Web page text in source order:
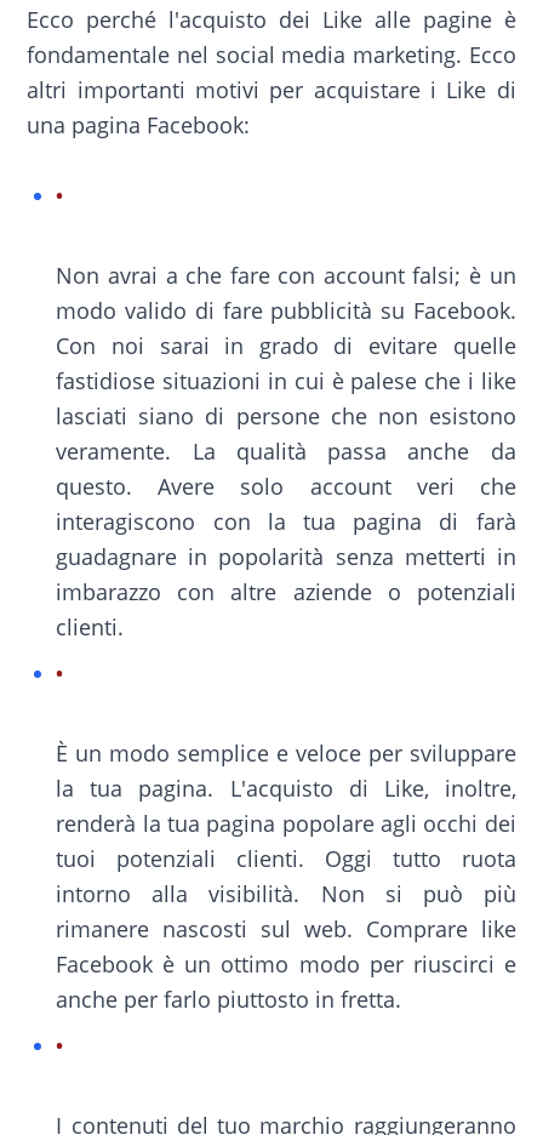
Ecco perché l'acquisto dei Like alle pagine è
fondamentale nel social media marketing. Ecco
altri importanti motivi per acquistare i Like di
una pagina Facebook:
Non avrai a che fare con account falsi; è un
modo valido di fare pubblicità su Facebook.
Con noi sarai in grado di evitare quelle
fastidiose situazioni in cui è palese che i like
lasciati siano di persone che non esistono
veramente. La qualità passa anche da
questo. Avere solo account veri che
interagiscono con la tua pagina di farà
guadagnare in popolarità senza metterti in
imbarazzo con altre aziende o potenziali
clienti.
È un modo semplice e veloce per sviluppare
la tua pagina. L'acquisto di Like, inoltre,
renderà la tua pagina popolare agli occhi dei
tuoi potenziali clienti. Oggi tutto ruota
intorno alla visibilità. Non si può più
rimanere nascosti sul web. Comprare like
Facebook è un ottimo modo per riuscirci e
anche per farlo piuttosto in fretta.
I contenuti del tuo marchio raggiungeranno